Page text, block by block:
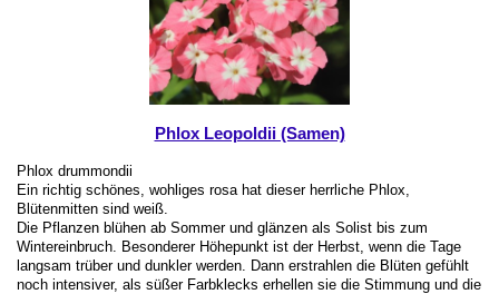
Phlox Leopoldii (Samen)
Phlox drummondii
Ein richtig schönes, wohliges rosa hat dieser herrliche Phlox,
Blütenmitten sind weiß.
Die Pflanzen blühen ab Sommer und glänzen als Solist bis zum
Wintereinbruch. Besonderer Höhepunkt ist der Herbst, wenn die Tage
langsam trüber und dunkler werden. Dann erstrahlen die Blüten gefühlt
noch intensiver, als süßer Farbklecks erhellen sie die Stimmung und die